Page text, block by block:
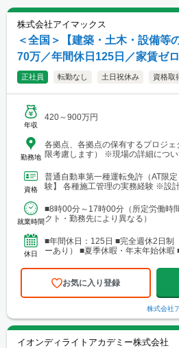
株式会社アイマックス
＜全国＞【建築・土木・設備等
70万／年間休日125日／家賃ゼ
正社員 転勤なし 土日祝休み 資格取
年収
420～900万円
勤務地
各拠点、各拠点の保有するプロジ
限考慮します） ※現場の詳細につ
谷区代々木2-23-1 ニューステート
「新宿駅」から徒歩5分 ※東京都を
木・群馬・茨城・埼玉・山梨・千
7-4（アーケード内） 宮城商事ビ
森・岩手・秋田・山形・福島などに現場あり ■北日
10条西3丁目13 NKエルムビル1F └
駅」徒歩3分、JR「札幌駅」徒歩9
ど）に現場あり。 ■関西支店 神
東町122-2 港都ビル8階 └アクセス
歩2分、「三宮駅」から徒歩8分 ※
アのほか、西日本（九州・四国
西支店 大阪事務所 大阪府大阪市
ル5階10号 └アクセス：阪急電鉄「
駅」、JR「大阪駅」よりアクセス
たエリアのほか、東海・北陸エリア
資格
普通自動車第一種運転免許（AT限
験】 各種施工管理の実務経験 ※設
就業時間
■8時00分～17時00分（所定労働時
クト・勤務先により異なる）
休日
■年間休日：125日 ■完全週休2日
ーあり） ■夏季休暇・年末年始休暇
お気に入り登録
株式会社
イオンディライトアカデミー株式会社